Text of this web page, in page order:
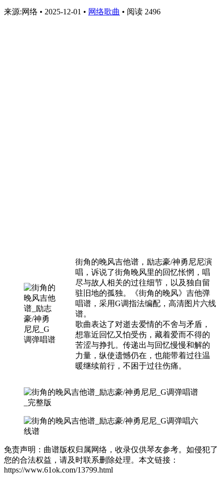
来源:网络 • 2025-12-01 • 网络歌曲 • 阅读 2496
街角的晚风吉他谱，励志豪/神勇尼尼演
唱，诉说了街角晚风里的回忆怅惘，唱
尽与故人相关的过往细节，以及独自留
驻旧地的孤独。《街角的晚风》吉他弹
唱谱，采用G调指法编配，高清图片六线
谱。
歌曲表达了对逝去爱情的不舍与矛盾，
想靠近回忆又怕受伤，藏着爱而不得的
苦涩与挣扎。传递出与回忆慢慢和解的
力量，纵使遗憾仍在，也能带着过往温
暖继续前行，不困于过往伤痛。
免责声明：曲谱版权归属网络，收录仅供琴友参考。如侵犯了
您的合法权益，请及时联系删除处理。本文链接：
https://www.61ok.com/13799.html